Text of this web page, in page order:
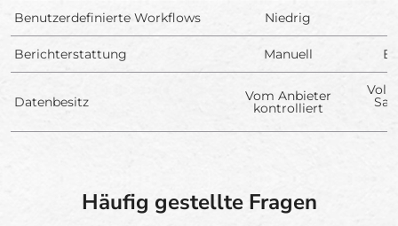
Benutzerdefinierte Workflows Niedrig
Berichterstattung Manuell
Datenbesitz Vom Anbieter
kontrolliert
Häufig gestellte Fragen